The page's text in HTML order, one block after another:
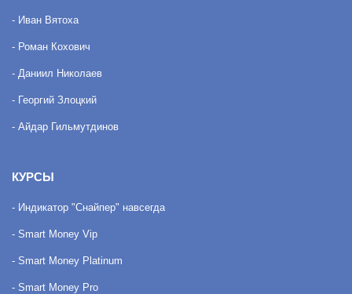
- Иван Вятоха
- Роман Кохович
- Даниил Николаев
- Георгий Злоцкий
- Айдар Гильмутдинов
КУРСЫ
- Индикатор "Снайпер" навсегда
- Smart Money Vip
- Smart Money Platinum
- Smart Money Pro